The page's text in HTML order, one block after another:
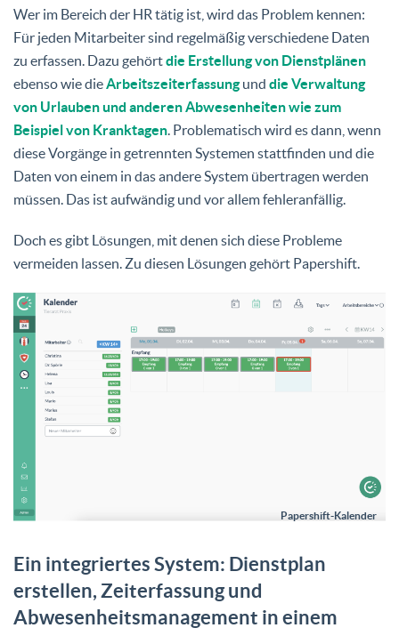
Wer im Bereich der HR tätig ist, wird das Problem kennen:
Für jeden Mitarbeiter sind regelmäßig verschiedene Daten
zu erfassen. Dazu gehörtdie Erstellung von Dienstplänen
ebenso wie dieArbeitszeiterfassungund die Verwaltung
von Urlauben und anderen Abwesenheiten wie zum
Beispiel von Kranktagen. Problematisch wird es dann, wenn
diese Vorgänge in getrennten Systemen stattfinden und die
Daten von einem in das andere System übertragen werden
müssen. Das ist aufwändig und vor allem fehleranfällig.
Doch es gibt Lösungen, mit denen sich diese Probleme
vermeiden lassen. Zu diesen Lösungen gehört Papershift.
Papershift-Kalender
Ein integriertes System: Dienstplan
erstellen, Zeiterfassung und
Abwesenheitsmanagement in einem